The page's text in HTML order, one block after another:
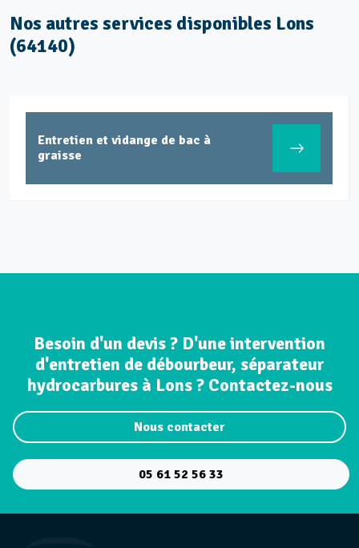
Nos autres services disponibles Lons
(64140)
ITV - Inspection télévisée des
Besoin d'un devis ? D'une intervention
d'entretien de débourbeur, séparateur
hydrocarbures à Lons ? Contactez-nous
Nous contacter
05 61 52 56 33